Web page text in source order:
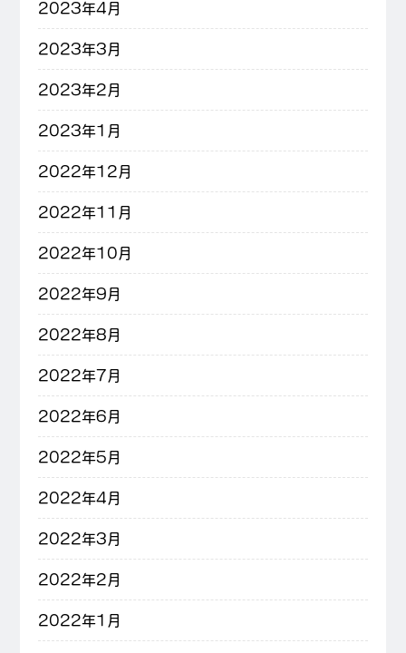
2023年4月
2023年3月
2023年2月
2023年1月
2022年12月
2022年11月
2022年10月
2022年9月
2022年8月
2022年7月
2022年6月
2022年5月
2022年4月
2022年3月
2022年2月
2022年1月